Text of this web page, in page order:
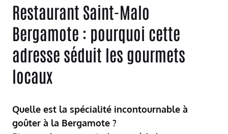
Restaurant Saint-Malo
Bergamote : pourquoi cette
adresse séduit les gourmets
locaux
Quelle est la spécialité incontournable à
goûter à la Bergamote ?